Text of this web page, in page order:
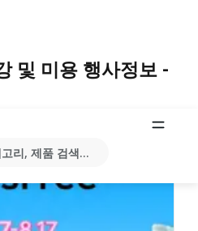
리, 제품 검색...
및 미용 행사정보 -